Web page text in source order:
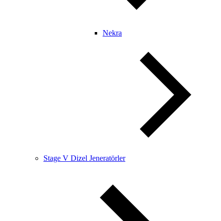
Nekra
Stage V Dizel Jeneratörler